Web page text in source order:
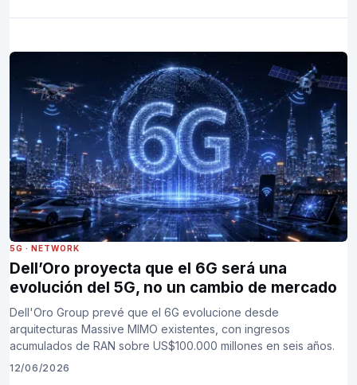
5G · NETWORK
Dell’Oro proyecta que el 6G será una
evolución del 5G, no un cambio de mercado
Dell'Oro Group prevé que el 6G evolucione desde
arquitecturas Massive MIMO existentes, con ingresos
acumulados de RAN sobre US$100.000 millones en seis años.
12/06/2026